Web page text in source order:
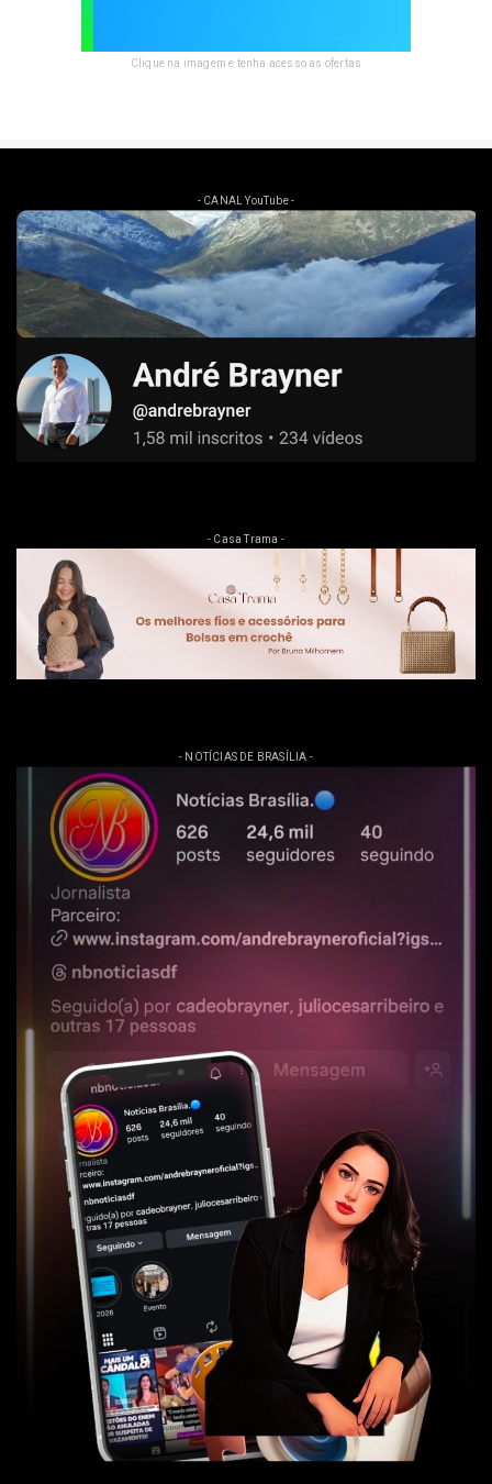
Clique na imagem e tenha acesso as ofertas
- CANAL YouTube -
- Casa Trama -
- NOTÍCIAS DE BRASÍLIA -